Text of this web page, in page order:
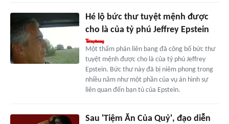
Hé lộ bức thư tuyệt mệnh được
cho là của tỷ phú Jeffrey Epstein
Một thẩm phán liên bang đã công bố bức thư
tuyệt mệnh được cho là của tỷ phú Jeffrey
Epstein. Bức thư này đã bị niêm phong trong
nhiều năm như một phần của vụ án hình sự
liên quan đến bạn tù của Epstein.
Sau 'Tiệm Ăn Của Quỷ', đạo diễn